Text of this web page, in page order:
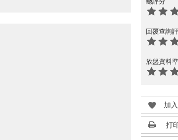
回覆查詢
放盤資料
加
打